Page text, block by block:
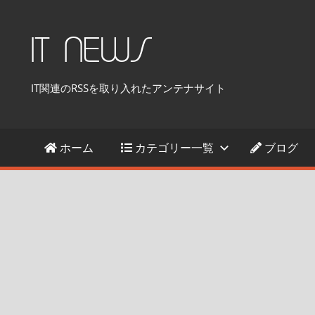
ッ
IT NEWS
IT関連のRSSを取り入れたアンテナサイト
ホーム カテゴリー一覧 ブログ